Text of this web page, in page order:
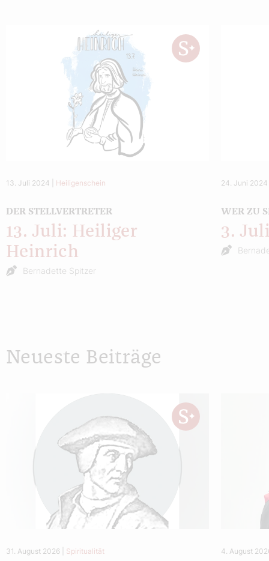
13. Juli 2024 Heiligenschein
DER STELLVERTRETER
13. Juli: Heiliger
Heinrich
Bernadette Spitzer
24. Juni 2024
WER ZU
3.
Neueste Beiträge
31. August 2026 Spiritualität 4. August